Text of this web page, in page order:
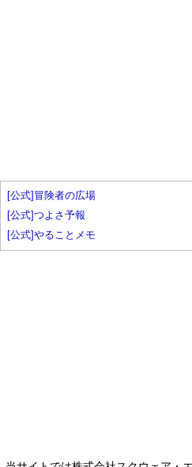
[公式]冒険者の広場
[公式]つよさ予報
[公式]やることメモ